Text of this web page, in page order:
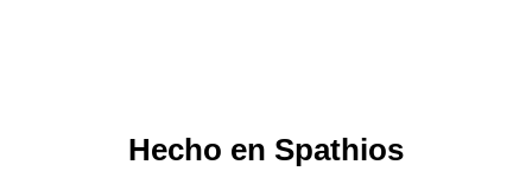
Hecho en Spathios